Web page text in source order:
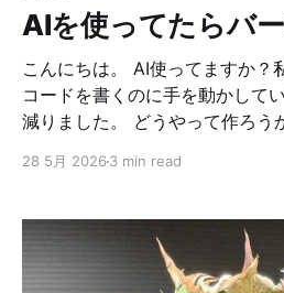
AIを使ってたらバ
こんにちは。 AI使ってますか？私は結構使っています。
コードを書くのに手を動かして
減りました。 どうやって作ろうか考えてる時間も、問題
す。 それに伴い、確認する時間はめちゃくちゃ増えまし
ています。 AIで楽になった分、別のところに労力を使う
ようになっています。 タイトルにある通り最近、燃え尽
き症候群のような状態になって
28 5月 2026 3 min read